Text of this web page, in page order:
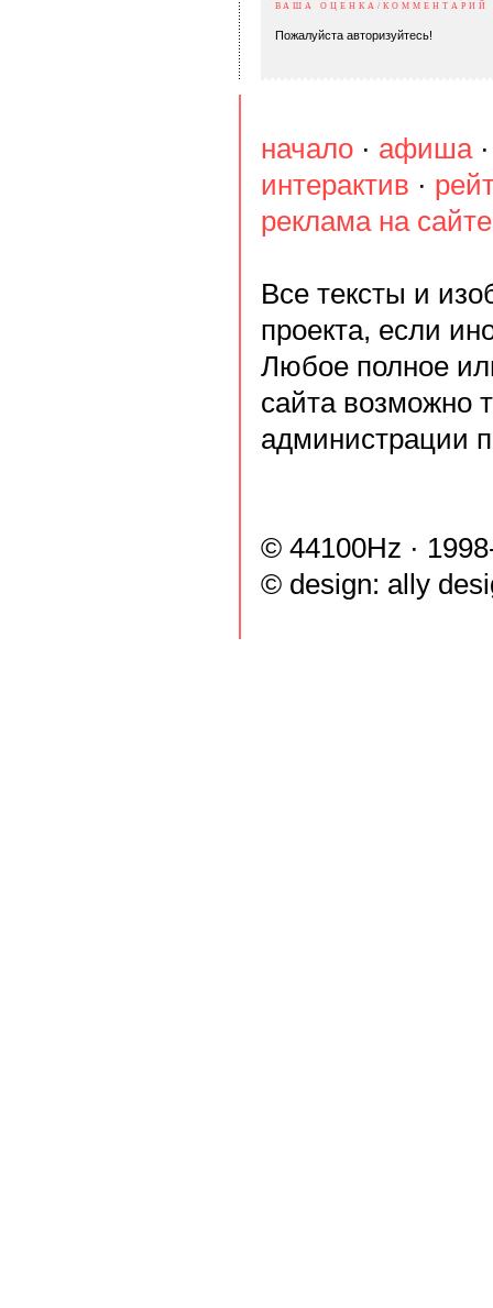
ВАША ОЦЕНКА/КОММЕНТАРИЙ
Пожалуйста авторизуйтесь!
начало · афиша
интерактив ·
реклама на сайте
Все тексты и
проекта, если
Любое полное
сайта возможно
администрации
© 44100Hz ·
© design: ally